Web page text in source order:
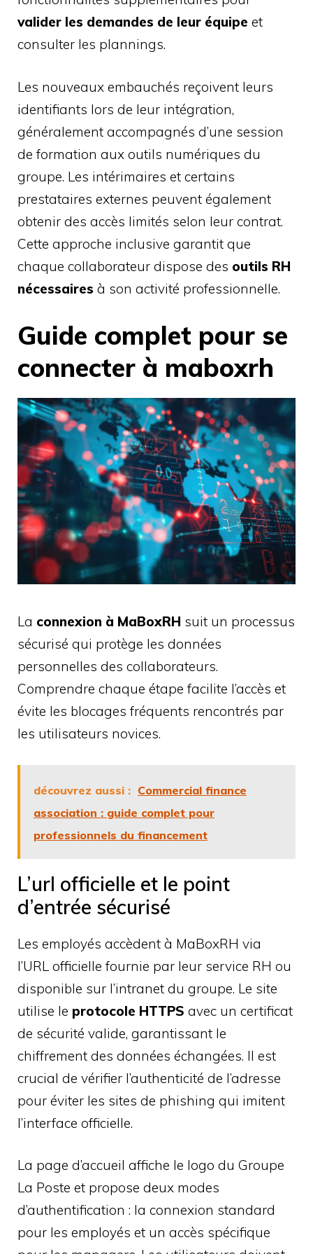
valider les demandes de leur équipe et
consulter les plannings.
Les nouveaux embauchés reçoivent leurs
identifiants lors de leur intégration,
généralement accompagnés d’une session
de formation aux outils numériques du
groupe. Les intérimaires et certains
prestataires externes peuvent également
obtenir des accès limités selon leur contrat.
Cette approche inclusive garantit que
chaque collaborateur dispose des outils RH
nécessaires à son activité professionnelle.
Guide complet pour se
connecter à maboxrh
La connexion à MaBoxRH suit un processus
sécurisé qui protège les données
personnelles des collaborateurs.
Comprendre chaque étape facilite l’accès et
évite les blocages fréquents rencontrés par
les utilisateurs novices.
découvrez aussi : Commercial finance
association : guide complet pour
professionnels du financement
L’url officielle et le point
d’entrée sécurisé
Les employés accèdent à MaBoxRH via
l’URL officielle fournie par leur service RH ou
disponible sur l’intranet du groupe. Le site
utilise le protocole HTTPS avec un certificat
de sécurité valide, garantissant le
chiffrement des données échangées. Il est
crucial de vérifier l’authenticité de l’adresse
pour éviter les sites de phishing qui imitent
l’interface officielle.
La page d’accueil affiche le logo du Groupe
La Poste et propose deux modes
d’authentification : la connexion standard
pour les employés et un accès spécifique